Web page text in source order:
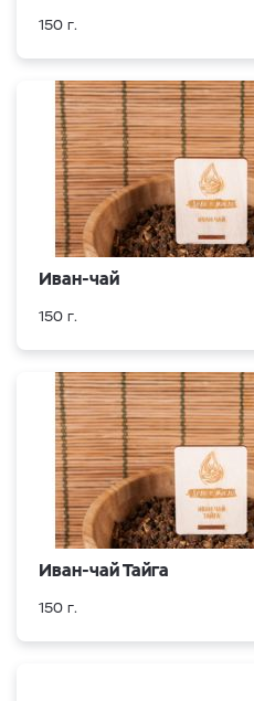
150 г.
Иван-чай
150 г.
Иван-чай Тайга
150 г.